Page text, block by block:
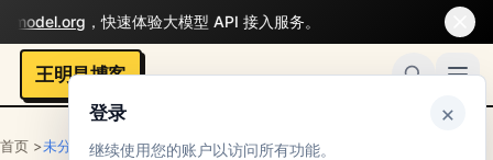
登录 ×
继续使用您的账户以访问所有功能。
，快速体验大模型 API 接入服务。
王明昌博客
首页 >未分类